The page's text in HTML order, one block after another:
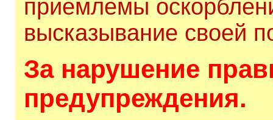
приемлемы
высказывание своей
За нарушение
предупреждения.